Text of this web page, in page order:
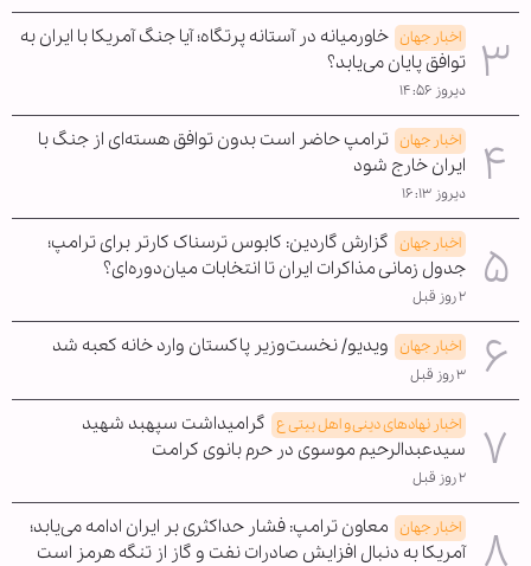
اخبار جهان خاورمیانه در آستانه پرتگاه؛ آیا جنگ آمریکا با ایران به
توافق پایان می‌یابد؟
دیروز ۱۴:۵۶
اخبار جهان ترامپ حاضر است بدون توافق هسته‌ای از جنگ با
ایران خارج شود
دیروز ۱۶:۱۳
اخبار جهان گزارش گاردین: کابوس ترسناک کارتر برای ترامپ؛
جدول زمانی مذاکرات ایران تا انتخابات میان‌دوره‌ای؟
۲ روز قبل
اخبار جهان ویدیو/ نخست‌وزیر پاکستان وارد خانه کعبه شد
۳ روز قبل
اخبار نهادهای دینی و اهل بیتی ع گرامیداشت سپهبد شهید
سیدعبدالرحیم موسوی در حرم بانوی کرامت
۲ روز قبل
اخبار جهان معاون ترامپ: فشار حداکثری بر ایران ادامه می‌یابد؛
آمریکا به دنبال افزایش صادرات نفت و گاز از تنگه هرمز است